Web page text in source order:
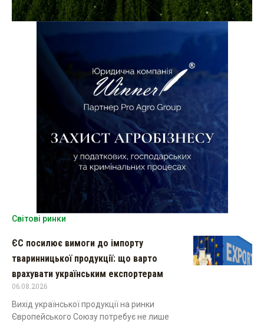
Світові ринки
ЄС посилює вимоги до імпорту
тваринницької продукції: що варто
врахувати українським експортерам
06.08.2026
Вихід української продукції на ринки
Європейського Союзу потребує не лише